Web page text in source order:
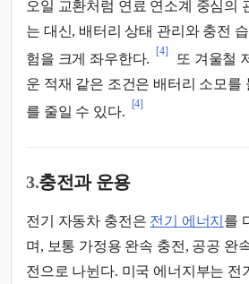
오일 교환처럼 연료 연소계 중심의
는 대신, 배터리 상태 관리와 충전
험을 크게 좌우한다.
[4]
또 겨울철
운 적재 같은 조건은 배터리 소모를
를 줄일 수 있다.
[4]
3.충전과 운용
전기 자동차 충전은 전기 에너지 를
며, 보통 가정용 완속 충전, 공공 완
전으로 나뉜다. 미국 에너지부는 전